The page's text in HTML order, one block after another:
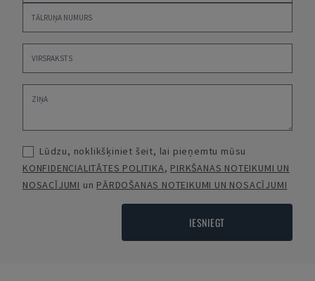
Lūdzu, noklikšķiniet šeit, lai pieņemtu mūsu
KONFIDENCIALITĀTES POLITIKA, PIRKŠANAS NOTEIKUMI UN
NOSACĪJUMI un PĀRDOŠANAS NOTEIKUMI UN NOSACĪJUMI
IESNIEGT